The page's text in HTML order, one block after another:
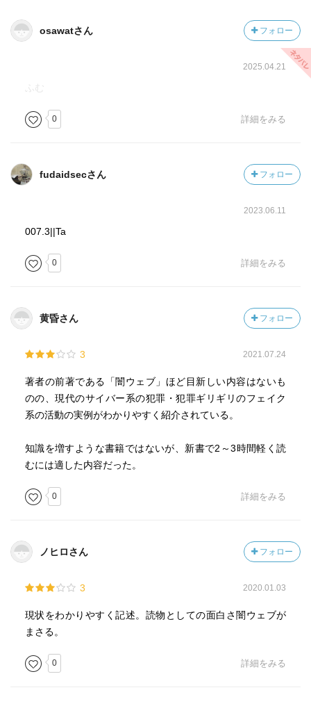
osawatさん フォロー
2025.04.21
0 詳細をみる
fudaidsecさん フォロー
2023.06.11
007.3||Ta
0 詳細をみる
黄昏さん フォロー
3 2021.07.24
著者の前著である「闇ウェブ」ほど目新しい内容はないも
のの、現代のサイバー系の犯罪・犯罪ギリギリのフェイク
系の活動の実例がわかりやすく紹介されている。
知識を増すような書籍ではないが、新書で2～3時間軽く読
むには適した内容だった。
0 詳細をみる
ノヒロさん フォロー
3 2020.01.03
現状をわかりやすく記述。読物としての面白さ闇ウェブが
まさる。
0 詳細をみる